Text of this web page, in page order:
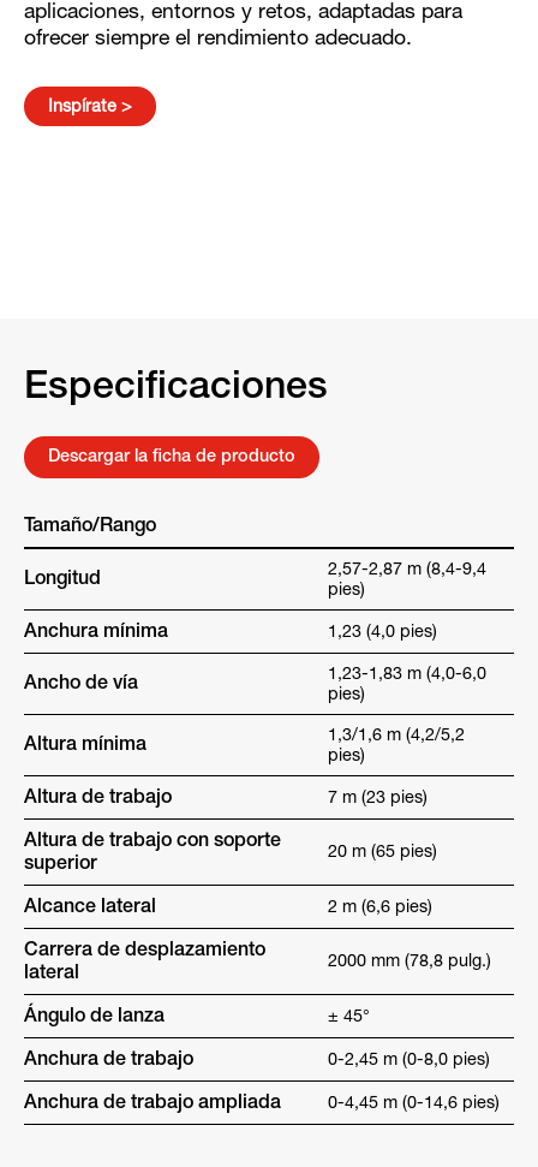
aplicaciones, entornos y retos, adaptadas para
ofrecer siempre el rendimiento adecuado.
Inspírate >
Especificaciones
Descargar la ficha de producto
Tamaño/Rango
Longitud
2,57-2,87 m (8,4-9,4
pies)
Anchura mínima 1,23 (4,0 pies)
Ancho de vía
1,23-1,83 m (4,0-6,0
pies)
Altura mínima
1,3/1,6 m (4,2/5,2
pies)
Altura de trabajo 7 m (23 pies)
Altura de trabajo con soporte
superior
20 m (65 pies)
Alcance lateral 2 m (6,6 pies)
Carrera de desplazamiento
lateral
2000 mm (78,8 pulg.)
Ángulo de lanza ± 45°
Anchura de trabajo 0-2,45 m (0-8,0 pies)
Anchura de trabajo ampliada 0-4,45 m (0-14,6 pies)